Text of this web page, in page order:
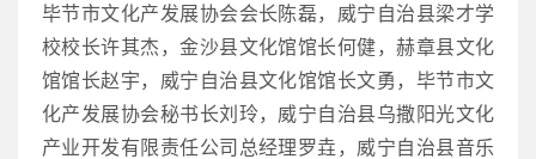
毕节市文化产发展协会会长陈磊，威宁自治县梁才学
校校长许其杰，金沙县文化馆馆长何健，赫章县文化
馆馆长赵宇，威宁自治县文化馆馆长文勇，毕节市文
化产发展协会秘书长刘玲，威宁自治县乌撒阳光文化
产业开发有限责任公司总经理罗垚，威宁自治县音乐